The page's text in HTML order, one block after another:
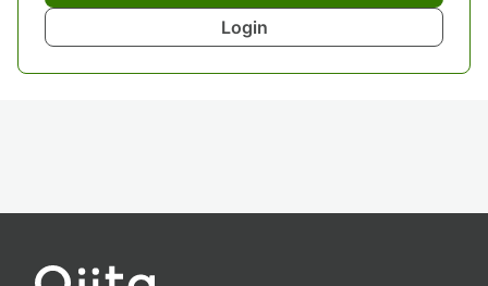
Login